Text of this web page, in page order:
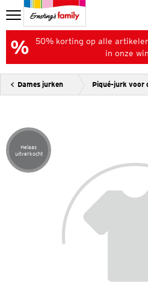
50% korting op alle
in onze
Dames jurken Piqué-jurk voor
Artikel helaas uitverkocht
Helaas
uitverkocht